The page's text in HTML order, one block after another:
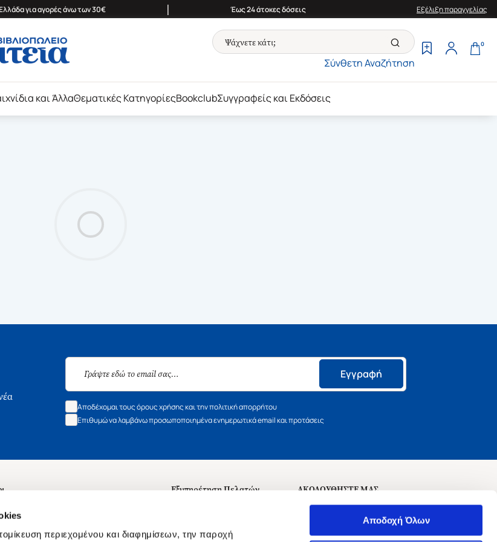
περιεχομένου και διαφημίσεων, την παροχή
Αποδοχή Όλων
για αγορές άνω των 30€ | Έως 24 άτοκες δόσεις Εξέλιξη παραγγελίας
Σύνθετη Αναζήτηση
0
και ΆλλαΘεματικές ΚατηγορίεςBookclubΣυγγραφείς και Εκδόσεις
Εγγραφή
Αποδέχομαι τους όρους χρήσης και την πολιτική απορρήτου
Επιθυμώ να λαμβάνω προσωποποιημένα ενημερωτικά email και προτάσεις
Εξυπηρέτηση Πελατών
ΑΚΟΛΟΥΘΗΣΤΕ ΜΑΣ